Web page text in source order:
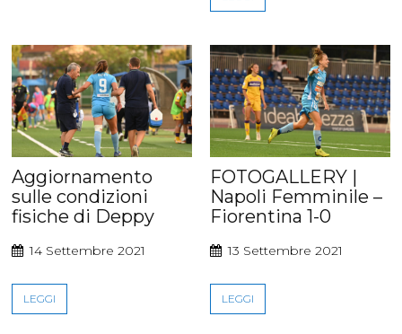
Aggiornamento
sulle condizioni
fisiche di Deppy
14 Settembre 2021
LEGGI
FOTOGALLERY |
Napoli Femminile –
Fiorentina 1-0
13 Settembre 2021
LEGGI